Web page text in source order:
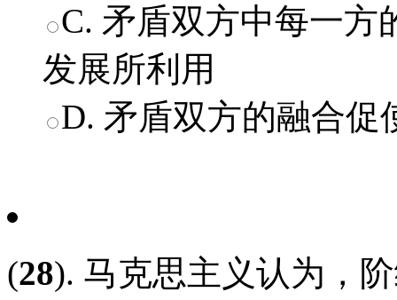
C. 矛盾双方中每一方
发展所利用
D. 矛盾双方的融合促
(28). 马克思主义认为，